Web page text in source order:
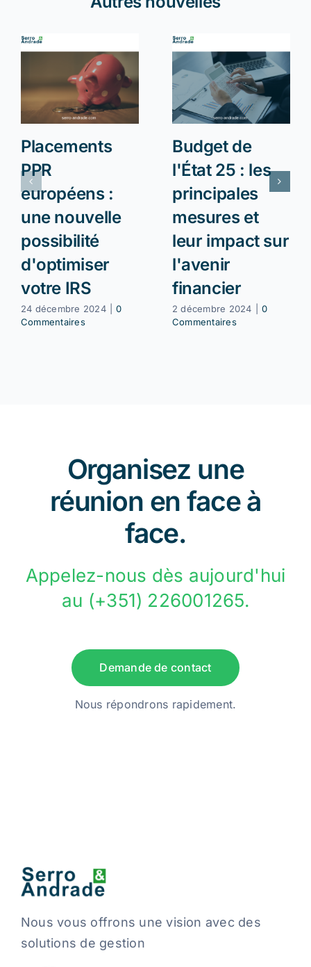
Placements
PPR
européens :
une nouvelle
possibilité
d'optimiser
votre IRS
24 décembre 2024
0
Commentaires
Budget de
l'État 25 : les
principales
mesures et
leur impact sur
l'avenir
financier
2 décembre 2024
0
Commentaires
Organisez une
réunion en face à
face.
Appelez-nous dès aujourd'hui
au (+351) 226001265.
Demande de contact
Nous répondrons rapidement.
Nous vous offrons une vision avec des
solutions de gestion